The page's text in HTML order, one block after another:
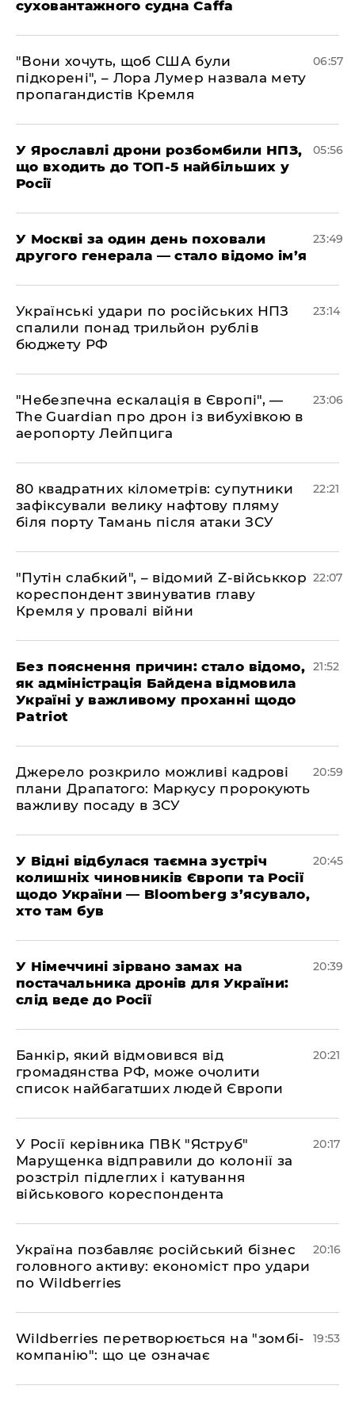
суховантажного судна Caffa
"Вони хочуть, щоб США були
підкорені", – Лора Лумер назвала мету
пропагандистів Кремля
06:57
У Ярославлі дрони розбомбили НПЗ,
що входить до ТОП-5 найбільших у
Росії
05:56
​У Москві за один день поховали
другого генерала — стало відомо ім’я
23:49
​Українські удари по російських НПЗ
спалили понад трильйон рублів
бюджету РФ
23:14
​"Небезпечна ескалація в Європі", —
The Guardian про дрон із вибухівкою в
аеропорту Лейпцига
23:06
​80 квадратних кілометрів: супутники
зафіксували велику нафтову пляму
біля порту Тамань після атаки ЗСУ
22:21
"Путін слабкий", – відомий Z-військкор
кореспондент звинуватив главу
Кремля у провалі війни
22:07
​Без пояснення причин: стало відомо,
як адміністрація Байдена відмовила
Україні у важливому проханні щодо
Patriot
21:52
​Джерело розкрило можливі кадрові
плани Драпатого: Маркусу пророкують
важливу посаду в ЗСУ
20:59
​У Відні відбулася таємна зустріч
колишніх чиновників Європи та Росії
щодо України — Bloomberg з’ясувало,
хто там був
20:45
​У Німеччині зірвано замах на
постачальника дронів для України:
слід веде до Росії
20:39
​Банкір, який відмовився від
громадянства РФ, може очолити
список найбагатших людей Європи
20:21
​У Росії керівника ПВК "Яструб"
Марущенка відправили до колонії за
розстріл підлеглих і катування
військового кореспондента
20:17
​Україна позбавляє російський бізнес
головного активу: економіст про удари
по Wildberries
20:16
​Wildberries перетворюється на "зомбі-
компанію": що це означає
19:53